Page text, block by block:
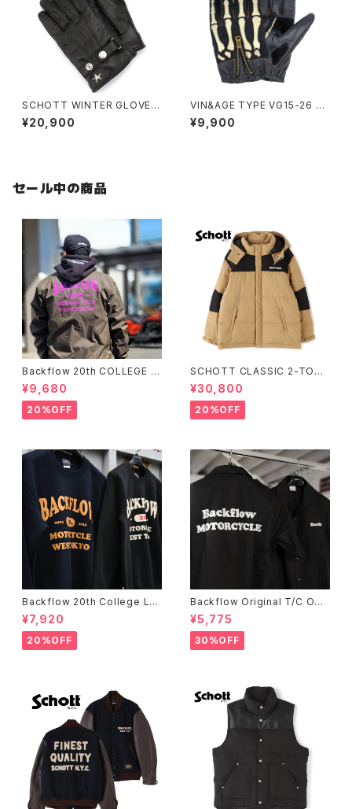
SCHOTT WINTER GLOVE S
HORT
¥20,900
VIN&AGE TYPE VG15-26 SK
ELETON GLOVES
¥9,900
セール中の商品
Backflow 20th COLLEGE C
OACH JACKET
¥9,680
20%OFF
SCHOTT CLASSIC 2-TONE
DOWN JACKET
¥30,800
20%OFF
Backflow 20th College Lo
go T/C Sweat
¥7,920
20%OFF
Backflow Original T/C Ope
n Collar S/S Work Shirt
¥5,775
30%OFF